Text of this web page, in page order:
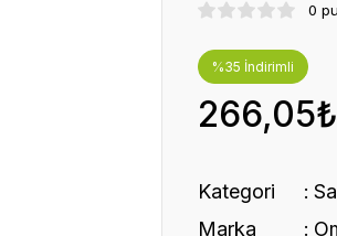
0
%35 İndirimli
266,05₺
Kategori
Marka